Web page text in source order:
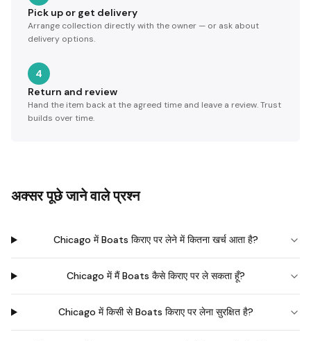
Pick up or get delivery
Arrange collection directly with the owner — or ask about
delivery options.
4
Return and review
Hand the item back at the agreed time and leave a review. Trust
builds over time.
अक्सर पूछे जाने वाले प्रश्न
Chicago में Boats किराए पर लेने में कितना खर्च आता है?
Chicago में मैं Boats कैसे किराए पर ले सकता हूँ?
Chicago में किसी से Boats किराए पर लेना सुरक्षित है?